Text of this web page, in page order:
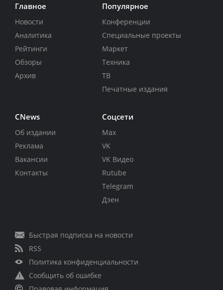
Главное
Новости
Аналитика
Рейтинги
Обзоры
Архив
Популярное
Конференции
Специальные проекты
Маркет
Техника
ТВ
Печатные издания
CNews
Об издании
Реклама
Вакансии
Контакты
Соцсети
Max
VK
VK Видео
Rutube
Telegram
Дзен
Быстрая подписка на новости
RSS
Политика конфиденциальности
Сообщить об ошибке